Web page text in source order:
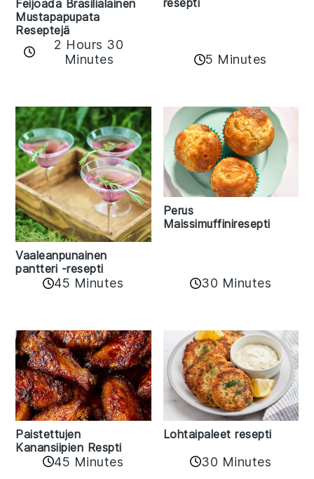
Feijoada Brasilialainen
Mustapapupata
Reseptejä
2 Hours 30
Minutes
5 Minutes
Vaaleanpunainen
pantteri -resepti
45 Minutes
Perus
Maissimuffiniresepti
30 Minutes
Paistettujen
Kanansiipien Respti
45 Minutes
Lohtaipaleet resepti
30 Minutes